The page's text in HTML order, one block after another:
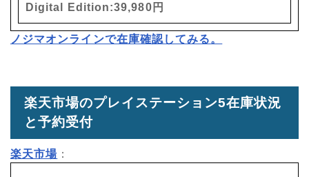
Digital Edition:39,980円
ノジマオンラインで在庫確認してみる。
楽天市場のプレイステーション5在庫状況
と予約受付
楽天市場 ：